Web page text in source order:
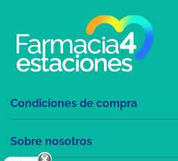
Condiciones de compra
Sobre nosotros